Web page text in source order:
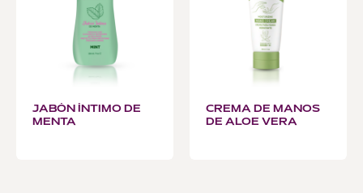
JABÓN ÍNTIMO DE
MENTA
CREMA DE MANOS
DE ALOE VERA